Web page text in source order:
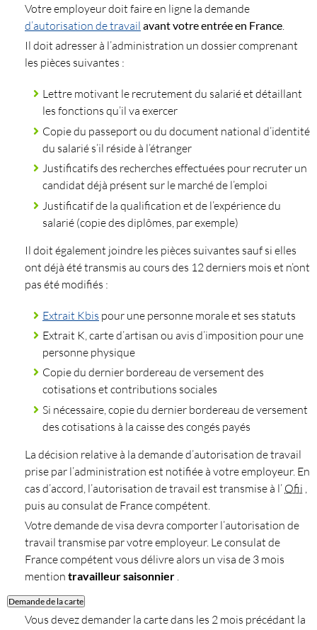
Votre employeur doit faire en ligne la demande
d’autorisation de travail avant votre entrée en France
Il doit adresser à l’administration un dossier comprenant
les pièces suivantes :
Lettre motivant le recrutement du salarié et détaillant
les fonctions qu’il va exercer
Copie du passeport ou du document national d’identité
du salarié s’il réside à l’étranger
Justificatifs des recherches effectuées pour recruter un
candidat déjà présent sur le marché de l’emploi
Justificatif de la qualification et de l’expérience du
salarié (copie des diplômes, par exemple)
Il doit également joindre les pièces suivantes sauf si elles
ont déjà été transmis au cours des 12 derniers mois et n’ont
pas été modifiés :
Extrait Kbis pour une personne morale et ses statuts
Extrait K, carte d’artisan ou avis d’imposition pour une
personne physique
Copie du dernier bordereau de versement des
cotisations et contributions sociales
Si nécessaire, copie du dernier bordereau de versement
des cotisations à la caisse des congés payés
La décision relative à la demande d’autorisation de travail
prise par l’administration est notifiée à votre employeur. En
cas d’accord, l’autorisation de travail est transmise à l’ Ofii
puis au consulat de France compétent.
Votre demande de visa devra comporter l’autorisation de
travail transmise par votre employeur. Le consulat de
France compétent vous délivre alors un visa de 3 mois
mention travailleur saisonnier
Demande de la carte
Vous devez demander la carte dans les 2 mois précédant la